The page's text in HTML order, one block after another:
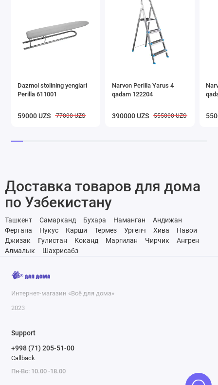
Dazmol stolining yenglari
Perilla 611001
59000 UZS 77000 UZS
Narvon Perilla Yarus 4
qadam 122204
390000 UZS 555000 UZS
Доставка товаров для дома
по Узбекистану
Ташкент Самарканд Бухара Наманган
Андижан
Фергана
Нукус Карши Термез Ургенч Хива
Навои
Джизак
Гулистан Коканд Маргилан Чирчик
Ангрен
Алмалык
Шахрисабз
Интернет-магазин «Всё для дома»
2023
Support
+998 (71) 205-51-00
Callback
Пн-Вс: 10.00 -18.00